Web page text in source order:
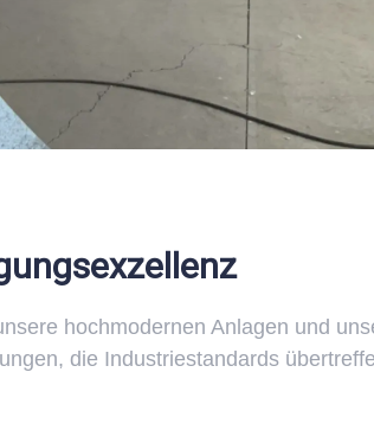
hochmodernen Anlagen und
die Industriestandards